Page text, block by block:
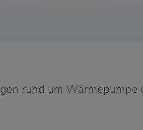
rund um Wärmepumpe